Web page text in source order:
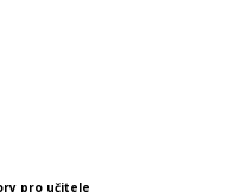
pro učitele